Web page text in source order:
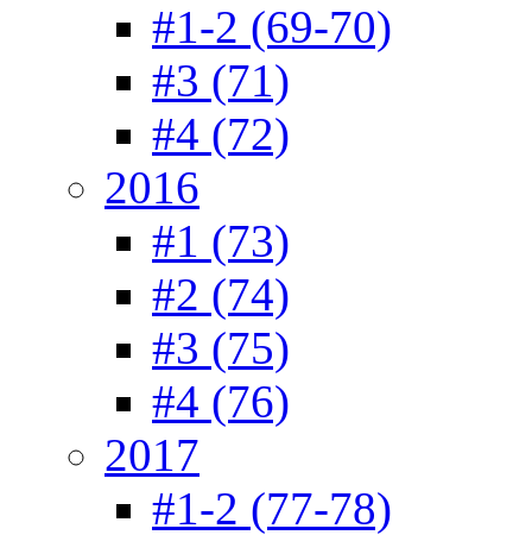
#1-2 (69-70)
#3 (71)
#4 (72)
2016
#1 (73)
#2 (74)
#3 (75)
#4 (76)
2017
#1-2 (77-78)